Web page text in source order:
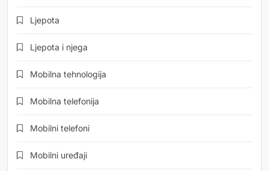
Ljepota
Ljepota i njega
Mobilna tehnologija
Mobilna telefonija
Mobilni telefoni
Mobilni uređaji